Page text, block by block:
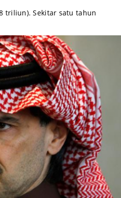
triliun). Sekitar satu tahun